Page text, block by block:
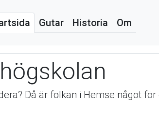
Gutar Historia Om
Då är folkan i Hemse något för